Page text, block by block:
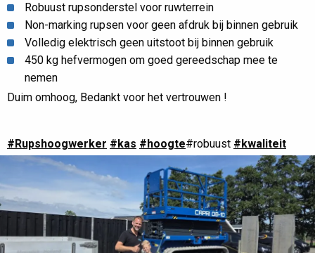
Robuust rupsonderstel voor ruwterrein
Non-marking rupsen voor geen afdruk bij binnen gebruik
Volledig elektrisch geen uitstoot bij binnen gebruik
450 kg hefvermogen om goed gereedschap mee te
nemen
Duim omhoog, Bedankt voor het vertrouwen !
#Rupshoogwerker #kas #hoogte#robuust #kwaliteit